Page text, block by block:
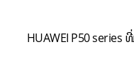
HUAWEI P50 series